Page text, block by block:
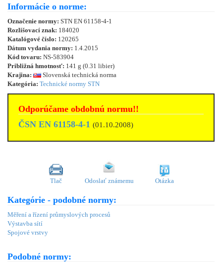
Informácie o norme:
Označenie normy: STN EN 61158-4-1
Rozlišovací znak: 184020
Katalógové číslo: 120265
Dátum vydania normy: 1.4.2015
Kód tovaru: NS-583904
Približná hmotnosť: 141 g (0.31 libier)
Krajina:
Slovenská technická norma
Kategória: Technické normy STN
Odporúčame obdobnú normu!!
ČSN EN 61158-4-1 (01.10.2008)
Tlač Odoslať známemu Otázka
Kategórie - podobné normy:
Měření a řízení průmyslových procesů
Výstavba sítí
Spojové vrstvy
Podobné normy: